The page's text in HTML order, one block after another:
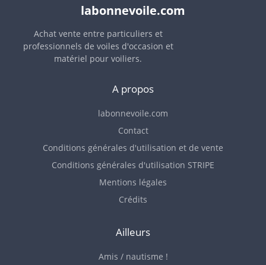
labonnevoile.com
Achat vente entre particuliers et
professionnels de voiles d'occasion et
matériel pour voiliers.
A propos
labonnevoile.com
Contact
Conditions générales d'utilisation et de vente
Conditions générales d'utilisation STRIPE
Mentions légales
Crédits
Ailleurs
Amis / nautisme !